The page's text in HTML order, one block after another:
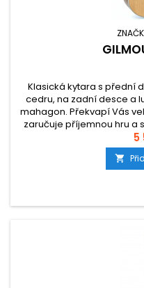
Klasická kytara s přední
cedru, na zadní desce a
mahagon. Překvapí Vás
zaručuje příjemnou hru a
5
